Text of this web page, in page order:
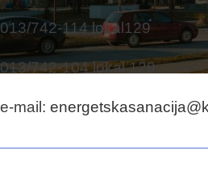
013/742-114 lokal129
013/742-104 lokal 129
e-mail: